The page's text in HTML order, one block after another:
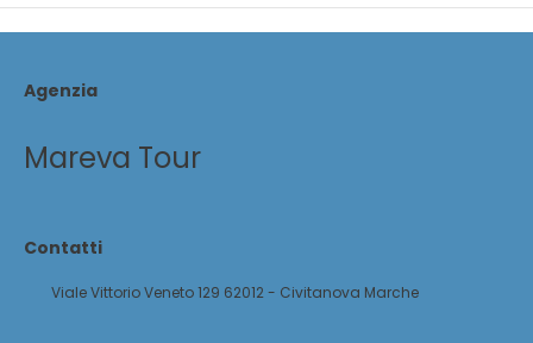
Agenzia
Mareva Tour
Contatti
Viale Vittorio Veneto 129 62012 - Civitanova Marche